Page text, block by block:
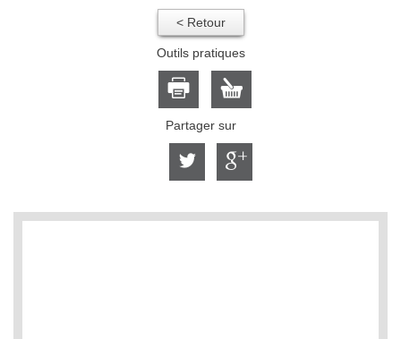
< Retour
Outils pratiques
Partager sur